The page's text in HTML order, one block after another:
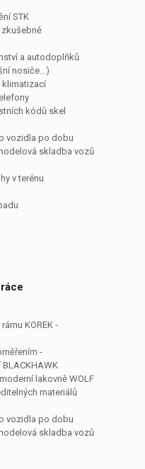
STK
zkušebně
a autodoplňků
nosiče…)
klimatizací
kódů skel
vozidla po dobu
skladba vozů
v terénu
KOREK -
-
lakovně WOLF
materiálů
vozidla po dobu
skladba vozů